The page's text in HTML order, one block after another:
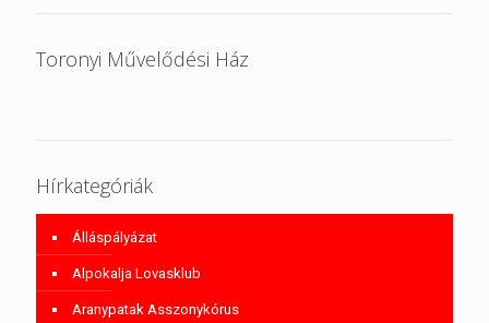
Toronyi Művelődési Ház
Hírkategóriák
Álláspályázat
Alpokalja Lovasklub
Aranypatak Asszonykórus